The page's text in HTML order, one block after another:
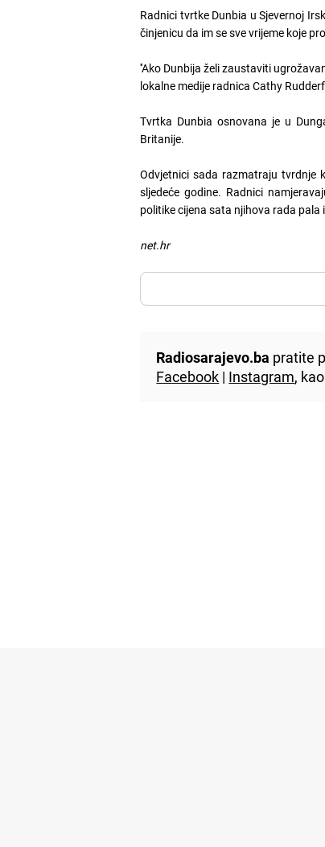
Radnici tvrtke Dunbia u Sjevernoj
činjenicu da im se sve vrijeme koje
''Ako Dunbija želi zaustaviti
lokalne medije radnica Cathy
Tvrtka Dunbia osnovana je u
Britanije.
Odvjetnici sada razmatraju tvrdnje
sljedeće godine. Radnici
politike cijena sata njihova rada pala
net.hr
Radiosarajevo.ba pratite
Facebook | Instagram,